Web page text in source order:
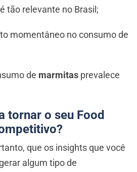
tão relevante no Brasil;
momentâneo no consumo de
de marmitas prevalece
tornar o seu Food
que os insights que você
algum tipo de